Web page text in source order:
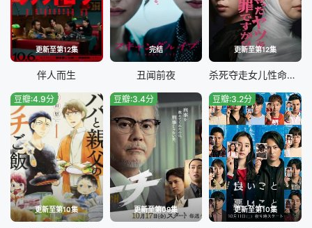
更新至第12集
伴人而生
完结
丑闻前夜
更新至第12集
杀死夺走女儿性命的人是罪吗？
更新至第10集
豆瓣:4.9分
更新至第09集
豆瓣:3.4分
更新至第10集
豆瓣:3.2分